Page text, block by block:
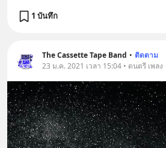
1 บันทึก
The Cassette Tape Band • ติดตาม
23 ม.ค. 2021 เวลา 15:04 • ดนตรี เพลง